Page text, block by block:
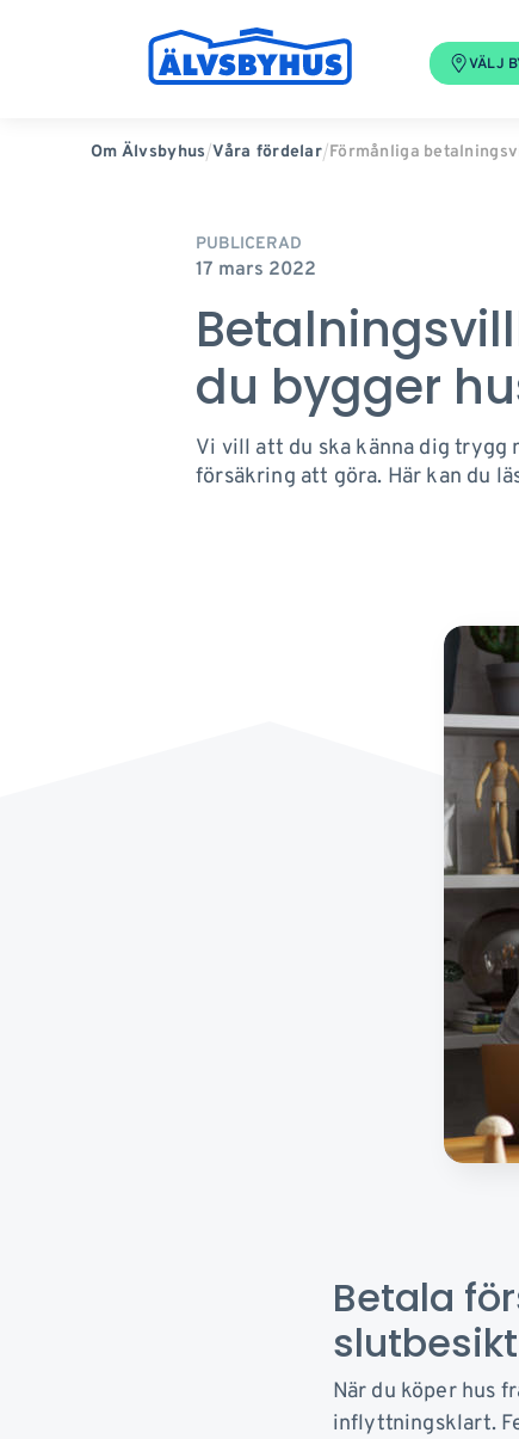
VÄLJ
Om Älvsbyhus Våra fördelar Förmånliga
PUBLICERAD
17 mars 2022
du bygger
Vi vill att du ska känna dig trygg
försäkring att göra. Här kan du
Betala
När du köper hus
inflyttningsklart.